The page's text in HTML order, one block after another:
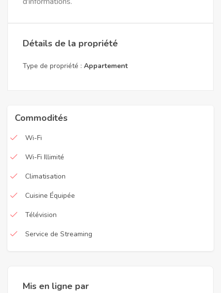
Détails de la propriété
Type de propriété : Appartement
Commodités
Wi-Fi
Wi-Fi Illimité
Climatisation
Cuisine Équipée
Télévision
Service de Streaming
Mis en ligne par